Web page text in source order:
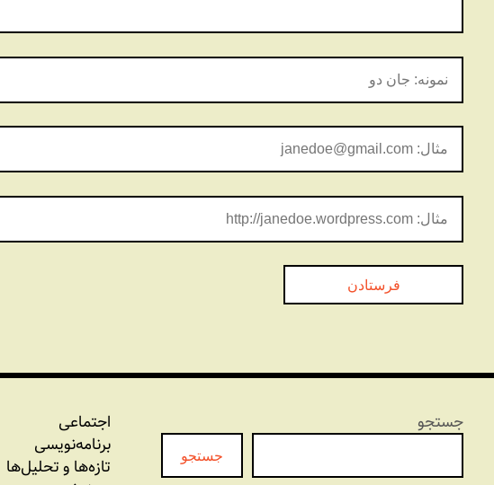
جستجو
جستجو
اجتماعی
برنامه‏‌نویسی
تازه‌‌ها و تحلیل‌ها